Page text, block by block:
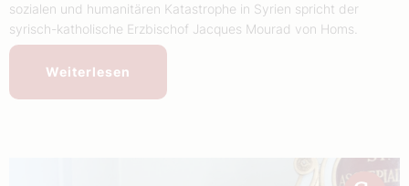
sozialen und humanitären Katastrophe in Syrien spricht der
syrisch-katholische Erzbischof Jacques Mourad von Homs.
Weiterlesen